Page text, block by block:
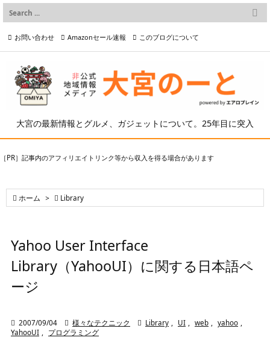
大宮の最新情報とグルメ、ガジェットについて。25年目に突入

メニュー

検索
お問い合わせ Amazonセール速報 このブログについて
プライバシーポリシー等
［PR］記事内のアフィリエイトリンク等から収入を得る場合があります
 ホーム >  Library
Yahoo User Interface
Library（YahooUI）に関する日本語ペ
ージ
 2007/09/04  様々なテクニック  Library UI web yahoo
YahooUI
プログラミング